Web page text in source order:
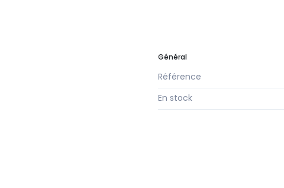
Général
Référence
En stock